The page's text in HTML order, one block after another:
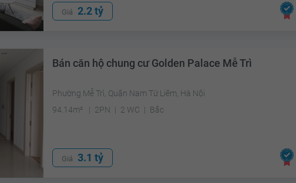
Giá 2.2 tỷ
Bán căn hộ chung cư Golden Palace Mễ Trì
Phường Mễ Trì, Quận Nam Từ Liêm, Hà Nội
94.14m²
2PN 2 WC Bắc
Giá 3.1 tỷ